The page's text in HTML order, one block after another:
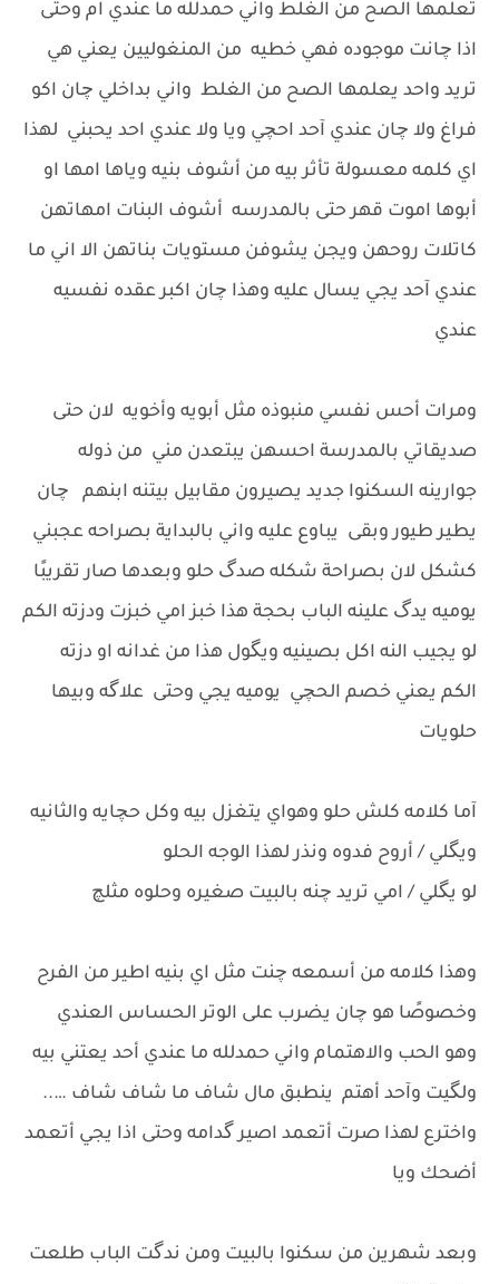
تعلمها الصح من الغلط واني حمدلله ما عندي ام وحتى
اذا چانت موجوده فهي خطيه من المنغوليين يعني هي
تريد واحد يعلمها الصح من الغلط واني بداخلي چان اكو
فراغ ولا چان عندي آحد احچي ويا ولا عندي احد يحبني لهذا
اي كلمه معسولة تأثر بيه من أشوف بنيه وياها امها او
أبوها اموت قهر حتى بالمدرسه أشوف البنات امهاتهن
كاتلات روحهن ويجن يشوفن مستويات بناتهن الا اني ما
عندي آحد يجي يسال عليه وهذا چان اكبر عقده نفسيه
عندي
ومرات أحس نفسي منبوذه مثل أبويه وأخويه لان حتى
صديقاتي بالمدرسة احسهن يبتعدن مني من ذوله
جوارينه السكنوا جديد يصيرون مقابيل بيتنه ابنهم چان
يطير طيور وبقى يباوع عليه واني بالبداية بصراحه عجبني
كشكل لان بصراحة شكله صدگ حلو وبعدها صار تقريبًا
يوميه يدگ علينه الباب بحجة هذا خبز امي خبزت ودزته الكم
لو يجيب النه اكل بصينيه ويگول هذا من غدانه او دزته
الكم يعني خصم الحچي يوميه يجي وحتى علاگه وبيها
حلويات
آما كلامه كلش حلو وهواي يتغزل بيه وكل حچايه والثانيه
ويگلي / أروح فدوه ونذر لهذا الوجه الحلو
لو يگلي / امي تريد چنه بالبيت صغيره وحلوه مثلچ
وهذا كلامه من أسمعه چنت مثل اي بنيه اطير من الفرح
وخصوصًا هو چان يضرب على الوتر الحساس العندي
وهو الحب والاهتمام واني حمدلله ما عندي أحد يعتني بيه
ولگيت وآحد أهتم ينطبق مال شاف ما شاف شاف …..
واخترع لهذا صرت أتعمد اصير گدامه وحتى اذا يجي أتعمد
أضحك ويا
وبعد شهرين من سكنوا بالبيت ومن ندگت الباب طلعت